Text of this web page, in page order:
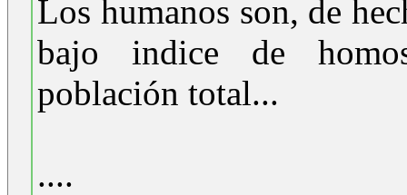
Los humanos son, de
bajo indice de
población total...
....